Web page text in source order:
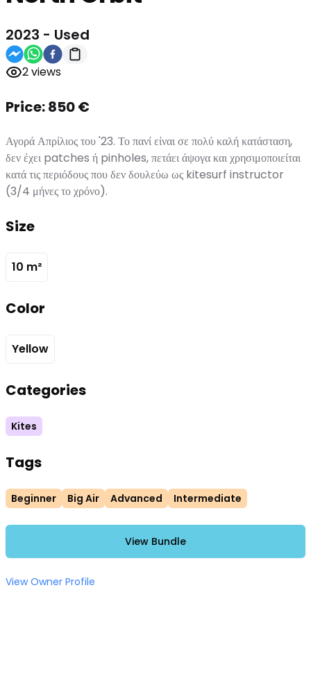
2023 - Used
2views
Price:850€
Αγορά Απρίλιος του '23. Το πανί είναι σε πολύ καλή κατάσταση,
δεν έχει patches ή pinholes, πετάει άψογα και χρησιμοποιείται
κατά τις περιόδους που δεν δουλεύω ως kitesurf instructor
(3/4 μήνες το χρόνο).
Size
10 m²
Color
Yellow
Categories
Kites
Tags
Beginner Big Air Advanced Intermediate
View Bundle
View Owner Profile